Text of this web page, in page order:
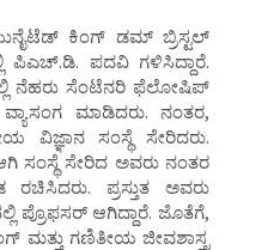
ಕಿಂಗ್ ಡಮ್ ಬ್ರಿಸ್ಟಲ್
ಪಿಎಚ್.ಡಿ. ಪದವಿ ಗಳಿಸಿದ್ದಾರೆ.
ನೆಹರು ಸೆಂಟೆನರಿ ಫೆಲೋಷಿಪ್
ಮಾಡಿದರು. ನಂತರ,
ವಿಜ್ಞಾನ ಸಂಸ್ಥೆ ಸೇರಿದರು.
ಸಂಸ್ಥೆ ಸೇರಿದ ಅವರು ನಂತರ
ಪ್ರಸ್ತುತ ಅವರು
ಪ್ರೊಫಸರ್ ಆಗಿದ್ದಾರೆ. ಜೊತೆಗೆ,
ಗಣಿತೀಯ ಜೀವಶಾಸ್ತ್ರ